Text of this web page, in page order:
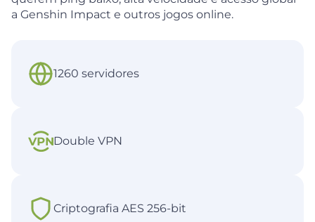
a Genshin Impact e outros jogos online.
1260 servidores
Double VPN
Criptografia AES 256-bit